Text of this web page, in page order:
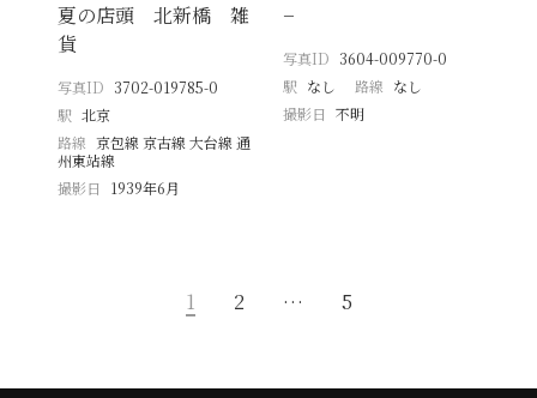
夏の店頭 北新橋 雑
貨
写真ID 3702-019785-0
駅 北京
路線 京包線 京古線 大台線 通
州東站線
撮影日
1939年6月
−
写真ID 3604-009770-0
駅 なし 路線 なし
撮影日 不明
1 2 … 5